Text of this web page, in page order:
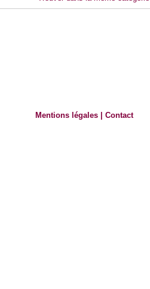
Mentions légales |Contact